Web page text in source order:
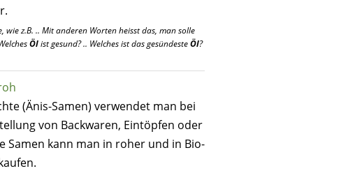
z.B. .. Mit anderen Worten heisst das, man solle
Ölist gesund? .. Welches ist das gesündesteÖl?
(Änis-Samen) verwendet man bei
von Backwaren, Eintöpfen oder
Samen kann man in roher und in Bio-